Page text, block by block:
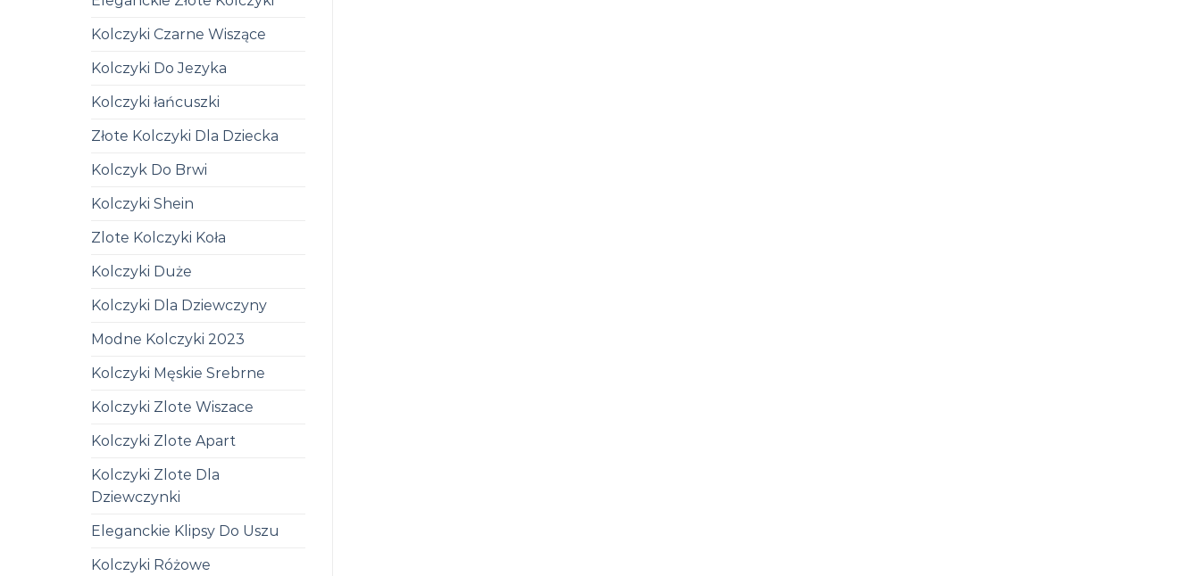
Kolczyki Czarne Wiszące
Kolczyki Do Jezyka
Kolczyki łańcuszki
Złote Kolczyki Dla Dziecka
Kolczyk Do Brwi
Kolczyki Shein
Zlote Kolczyki Koła
Kolczyki Duże
Kolczyki Dla Dziewczyny
Modne Kolczyki 2023
Kolczyki Męskie Srebrne
Kolczyki Zlote Wiszace
Kolczyki Zlote Apart
Kolczyki Zlote Dla
Dziewczynki
Eleganckie Klipsy Do Uszu
Kolczyki Różowe